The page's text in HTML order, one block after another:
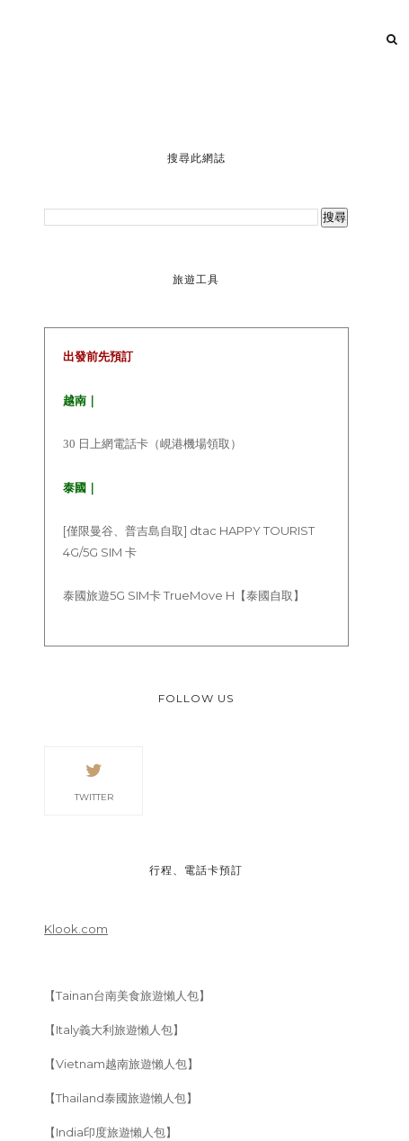
搜尋此網誌
旅遊工具
出發前先預訂
越南｜
30 日上網電話卡（峴港機場領取）
泰國｜
[僅限曼谷、普吉島自取] dtac HAPPY TOURIST
4G/5G SIM 卡
泰國旅遊5G SIM卡 TrueMove H【泰國自取】
FOLLOW US
TWITTER
行程、電話卡預訂
Klook.com
【Tainan台南美食旅遊懶人包】
【Italy義大利旅遊懶人包】
【Vietnam越南旅遊懶人包】
【Thailand泰國旅遊懶人包】
【India印度旅遊懶人包】